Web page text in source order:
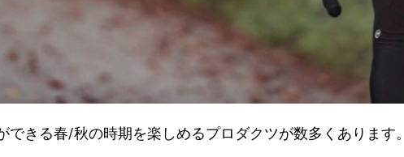
できる春/秋の時期を楽しめるプロダクツが数多くあります。